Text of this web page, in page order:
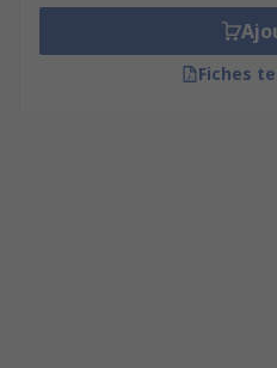
Les câbles,
Fiches